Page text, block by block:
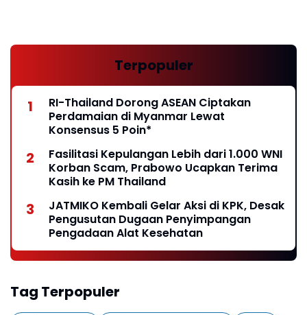
Terpopuler
RI-Thailand Dorong ASEAN Ciptakan
Perdamaian di Myanmar Lewat
Konsensus 5 Poin*
Fasilitasi Kepulangan Lebih dari 1.000 WNI
Korban Scam, Prabowo Ucapkan Terima
Kasih ke PM Thailand
JATMIKO Kembali Gelar Aksi di KPK, Desak
Pengusutan Dugaan Penyimpangan
Pengadaan Alat Kesehatan
Tag Terpopuler